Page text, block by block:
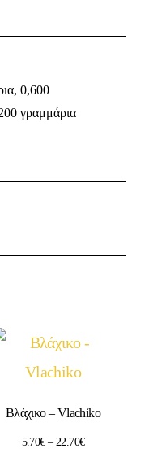
Βλάχικο – Vlachiko
5.70€– 22.70€
0,600
γραμμάρια